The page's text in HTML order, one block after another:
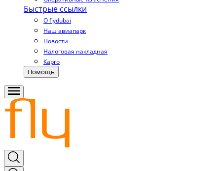
Быстрые ссылки
О flydubai
Наш авиапарк
Новости
Налоговая накладная
Карго
Помощь